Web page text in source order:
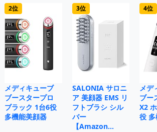
2位
メディキューブ
ブースタープロ
ブラック 1台6役
多機能美顔器
3位
SALONIA サロニ
ア 美顔器 EMS リ
フトブラシ シル
バー
【Amazon…
4位
メデ
ブー
X2
役